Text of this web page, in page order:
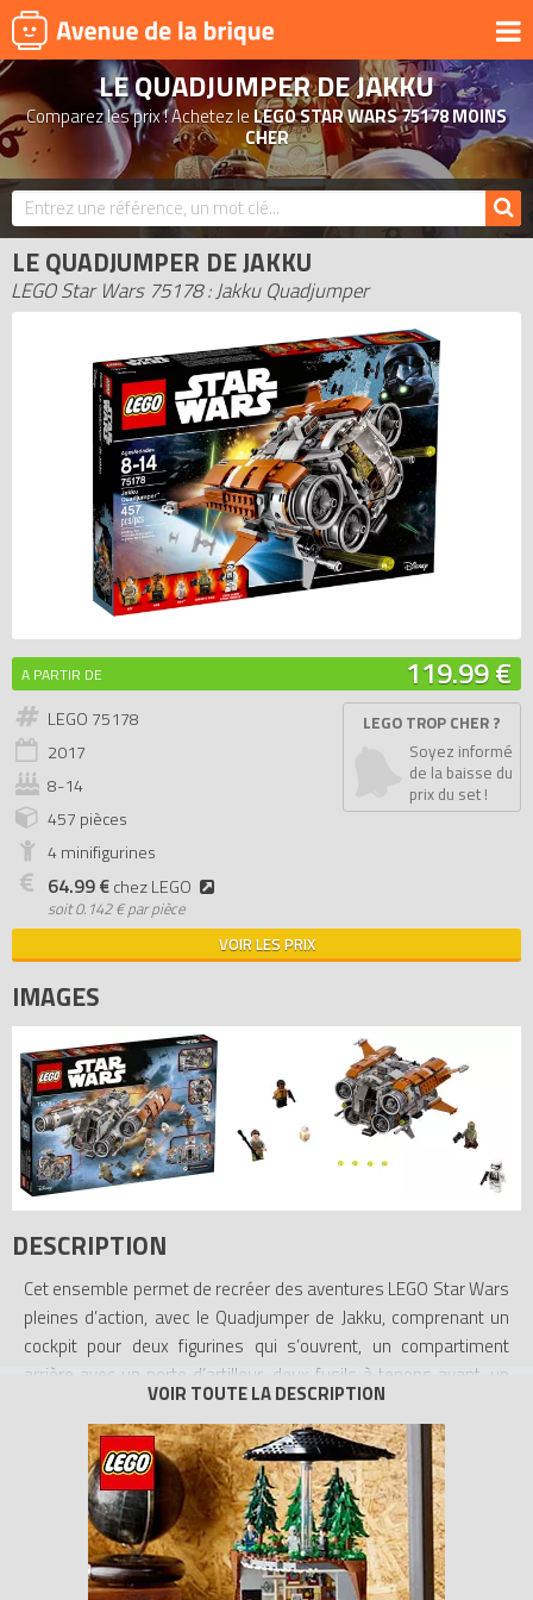
UNIVERS
PRODUITS DÉRIVÉS
NOUVEAUTÉS
LEGO 2026
BONS PLANS
ACTUALITÉS
ASSOCIATIONS DE FANS
EXPOSITIONS LEGO
LEGO LES PLUS CHERS
DERNIERS LEGO AJOUTÉS
LE QUADJUMPER DE JAKKU
Comparez les prix ! Achetez le LEGO STAR WARS 75178 MOINS
CHER
LE QUADJUMPER DE JAKKU
LEGO Star Wars 75178 : Jakku Quadjumper
A PARTIR DE 119.99 €
LEGO 75178
2017
8-14
457 pièces
4 minifigurines
64.99 €chez LEGO
soit0.142 € par pièce
LEGO TROP CHER ?
Soyez informé
de la baisse du
prix du set !
VOIR LES PRIX
IMAGES
DESCRIPTION
Cet ensemble permet de recréer des aventures LEGO Star Wars
pleines d’action, avec le Quadjumper de Jakku, comprenant un
cockpit pour deux figurines qui s’ouvrent, un compartiment
arrière avec un porte d’artilleur, deux fusils à tenons avant, un
canon à tenons arrière détachable et quatre gros moteurs avec
une fonction d’explosion pour les envoyer voler. Inclut quatre
figurines et une figurine de BB-8.
- Inclut quatre figurines : Rey, Finn, la brute d’Unkar, un
Stormtrooper du Premier Ordre ainsi que BB-8.
- Le cockpit du vaisseau s’ouvre. L'ensemble inclut également
des fusils à tenons avant, un compartiment arrière avec un